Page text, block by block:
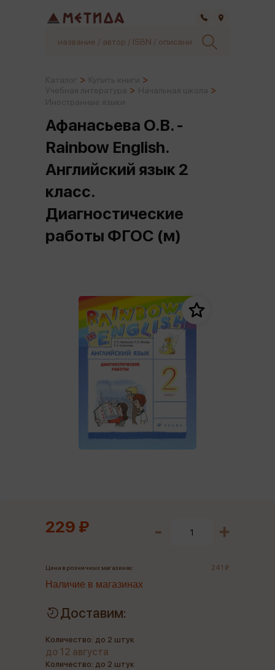
Афанасьева О.В. -
Rainbow English.
Английский язык 2
класс.
Диагностические
работы ФГОС (м)
229 ₽
Цена в розничных магазинах: 241 ₽
Наличие в магазинах
Доставим:
Количество: до 2 штук
до 12 августа
Количество: до 2 штук